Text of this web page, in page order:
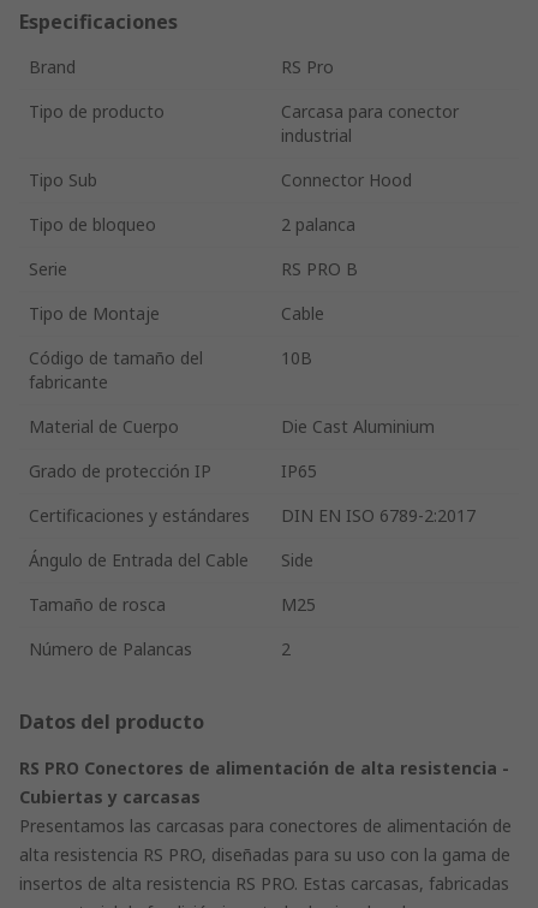
Especificaciones
Brand
RS Pro
Tipo de producto
Carcasa para conector
industrial
Tipo Sub
Connector Hood
Tipo de bloqueo
2 palanca
Serie
RS PRO B
Tipo de Montaje
Cable
Código de tamaño del
fabricante
10B
Material de Cuerpo
Die Cast Aluminium
Grado de protección IP
IP65
Certificaciones y estándares
DIN EN ISO 6789-2:2017
Ángulo de Entrada del Cable
Side
Tamaño de rosca
M25
Número de Palancas
2
Datos del producto
RS PRO Conectores de alimentación de alta resistencia -
Cubiertas y carcasas
Presentamos las carcasas para conectores de alimentación de
alta resistencia RS PRO, diseñadas para su uso con la gama de
insertos de alta resistencia RS PRO. Estas carcasas, fabricadas